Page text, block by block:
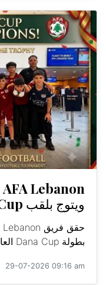
ويتوج بلقب Dana Cup العالمية
بطولة Dana Cup العالمية في الدنمارك لفئة...
29-07-2026 09:16 am